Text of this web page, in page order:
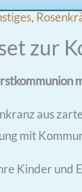
,
zur
aus
mit
Kinder und